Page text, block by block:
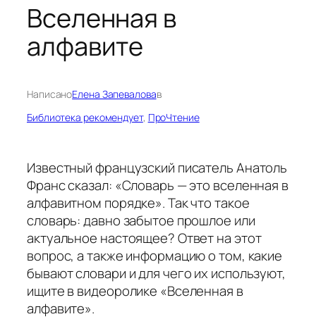
Вселенная в
алфавите
НаписаноЕлена Запеваловав
Библиотека рекомендует, ПроЧтение
Известный французский писатель Анатоль
Франс сказал: «Словарь — это вселенная в
алфавитном порядке». Так что такое
словарь: давно забытое прошлое или
актуальное настоящее? Ответ на этот
вопрос, а также информацию о том, какие
бывают словари и для чего их используют,
ищите в видеоролике «Вселенная в
алфавите».